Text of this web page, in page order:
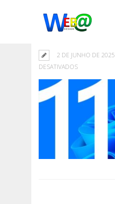
2 DE JUNHO DE 2025
DESATIVADOSEM